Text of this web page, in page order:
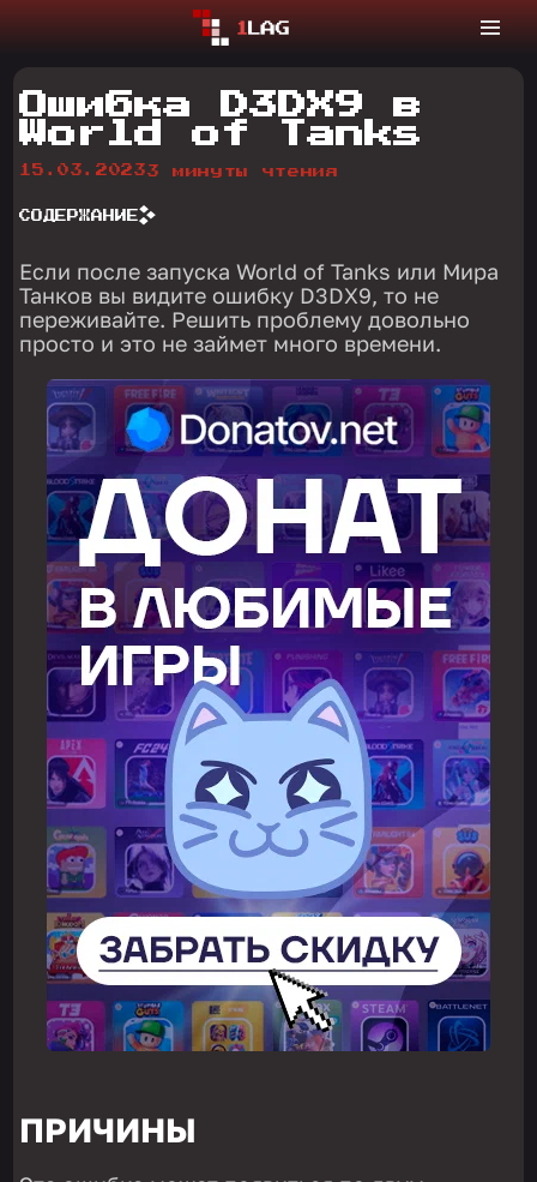
Ошибка D3DX9 в
World of Tanks
15.03.2023 3 минуты чтения
СОДЕРЖАНИЕ
Если после запуска World of Tanks или Мира
Танков вы видите ошибку D3DX9, то не
переживайте. Решить проблему довольно
просто и это не займет много времени.
ПРИЧИНЫ